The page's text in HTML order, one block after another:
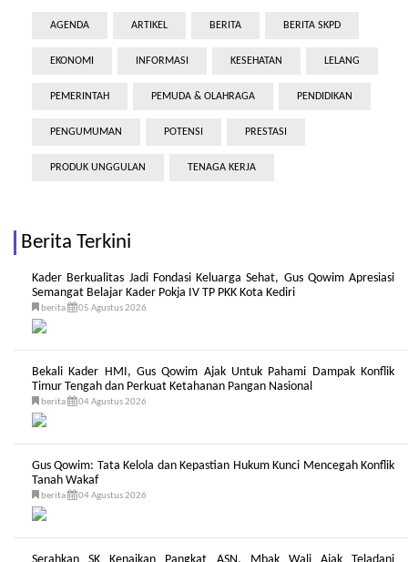
AGENDA ARTIKEL BERITA BERITA SKPD
EKONOMI INFORMASI KESEHATAN LELANG
PEMERINTAH PEMUDA & OLAHRAGA PENDIDIKAN
PENGUMUMAN POTENSI PRESTASI
PRODUK UNGGULAN TENAGA KERJA
Berita Terkini
Kader Berkualitas Jadi Fondasi Keluarga Sehat, Gus Qowim Apresiasi
Semangat Belajar Kader Pokja IV TP PKK Kota Kediri
berita 05 Agustus 2026
Bekali Kader HMI, Gus Qowim Ajak Untuk Pahami Dampak Konflik
Timur Tengah dan Perkuat Ketahanan Pangan Nasional
berita 04 Agustus 2026
Gus Qowim: Tata Kelola dan Kepastian Hukum Kunci Mencegah Konflik
Tanah Wakaf
berita 04 Agustus 2026